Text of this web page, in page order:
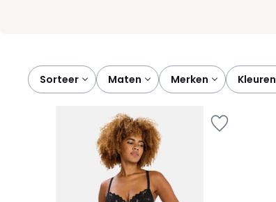
Sorteer maten merken kleuren